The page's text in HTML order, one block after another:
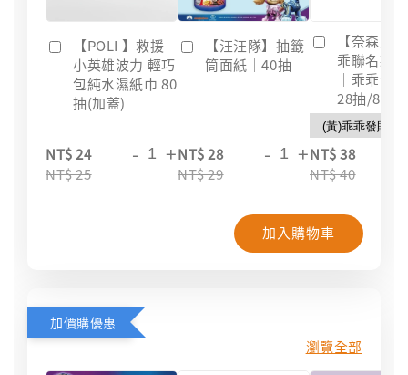
【POLI 】救援
小英雄波力 輕巧
包純水濕紙巾 80
抽(加蓋)
NT$ 24
NT$ 25
- +
【汪汪隊】抽籤
筒面紙｜40抽
NT$ 28
NT$ 29
- +
【奈森克
乖聯名款
｜乖乖發
28抽/88抽
NT$ 38
NT$ 40
加入購物車
加價購優惠
瀏覽全部